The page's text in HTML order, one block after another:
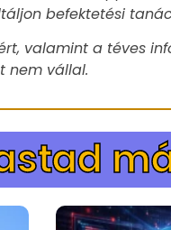
befektetési
valamint a téves
nem vállal.